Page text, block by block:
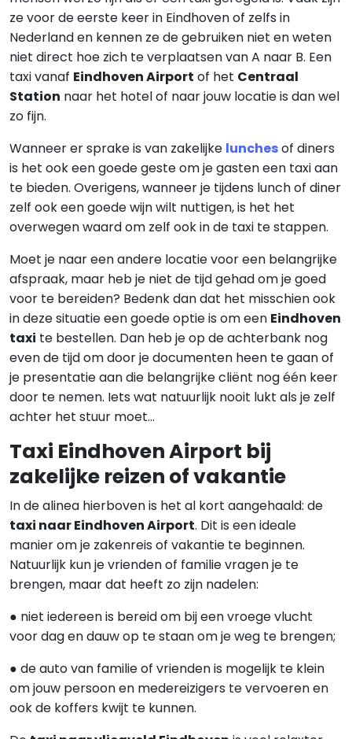
ze voor de eerste keer in Eindhoven of zelfs in
Nederland en kennen ze de gebruiken niet en weten
niet direct hoe zich te verplaatsen van A naar B. Een
taxi vanaf Eindhoven Airport of het Centraal
Station naar het hotel of naar jouw locatie is dan wel
zo fijn.
Wanneer er sprake is van zakelijke lunchesof diners
is het ook een goede geste om je gasten een taxi aan
te bieden. Overigens, wanneer je tijdens lunch of diner
zelf ook een goede wijn wilt nuttigen, is het het
overwegen waard om zelf ook in de taxi te stappen.
Moet je naar een andere locatie voor een belangrijke
afspraak, maar heb je niet de tijd gehad om je goed
voor te bereiden? Bedenk dan dat het misschien ook
in deze situatie een goede optie is om een Eindhoven
taxi te bestellen. Dan heb je op de achterbank nog
even de tijd om door je documenten heen te gaan of
je presentatie aan die belangrijke cliënt nog één keer
door te nemen. Iets wat natuurlijk nooit lukt als je zelf
achter het stuur moet…
Taxi Eindhoven Airport bij
zakelijke reizen of vakantie
In de alinea hierboven is het al kort aangehaald: de
taxi naar Eindhoven Airport. Dit is een ideale
manier om je zakenreis of vakantie te beginnen.
Natuurlijk kun je vrienden of familie vragen je te
brengen, maar dat heeft zo zijn nadelen:
● niet iedereen is bereid om bij een vroege vlucht
voor dag en dauw op te staan om je weg te brengen;
● de auto van familie of vrienden is mogelijk te klein
om jouw persoon en medereizigers te vervoeren en
ook de koffers kwijt te kunnen.